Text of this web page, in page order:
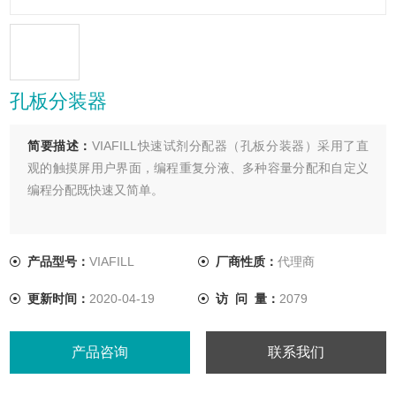
孔板分装器
简要描述： VIAFILL快速试剂分配器（孔板分装器）采用了直
观的触摸屏用户界面，编程重复分液、多种容量分配和自定义
编程分配既快速又简单。
产品型号：VIAFILL 厂商性质： 代理商
更新时间： 2020-04-19 访 问 量： 2079
产品咨询 联系我们